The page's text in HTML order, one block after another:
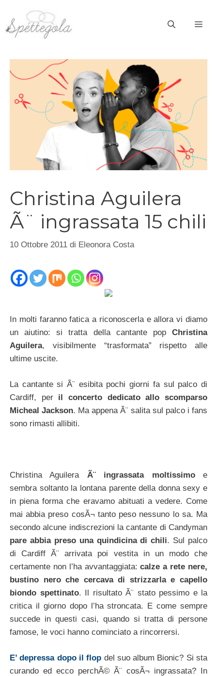
contenuto
Christina Aguilera
Ã¨ ingrassata 15 chili
10 Ottobre 2011 di Eleonora Costa
In molti faranno fatica a riconoscerla e allora vi diamo
un aiutino: si tratta della cantante pop Christina
Aguilera, visibilmente “trasformata” rispetto alle
ultime uscite.
La cantante si Ã¨ esibita pochi giorni fa sul palco di
Cardiff, peril concerto dedicato allo scomparso
Micheal Jackson. Ma appena Ã¨ salita sul palco i fans
sono rimasti allibiti.
Christina AguileraÃ¨ ingrassata moltissimoe
sembra soltanto la lontana parente della donna sexy e
in piena forma che eravamo abituati a vedere. Come
mai abbia preso cosÃ¬ tanto peso nessuno lo sa. Ma
secondo alcune indiscrezioni la cantante di Candyman
pare abbia preso una quindicina di chili. Sul palco
di Cardiff Ã¨ arrivata poi vestita in un modo che
certamente non l’ha avvantaggiata: calze a rete nere,
bustino nero che cercava di strizzarla e capello
biondo spettinato. Il risultato Ã¨ stato pessimo e la
critica il giorno dopo l’ha stroncata. E come sempre
succede in questi casi, quando si tratta di persone
famose, le voci hanno cominciato a rincorrersi.
E’ depressa dopo il flop del suo album Bionic? Si sta
curando ed ecco perchÃ© Ã¨ cosÃ¬ ingrassata? In